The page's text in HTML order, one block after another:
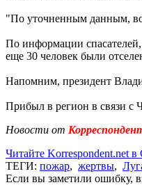
"По уточненным данным,
По информации
еще 30 человек были
Напомним, президент
Прибыл в регион в связи с
Новости от
Читайте Korrespondent.net в
ТЕГИ: пожар, жертвы,
Если вы заметили ошибку,